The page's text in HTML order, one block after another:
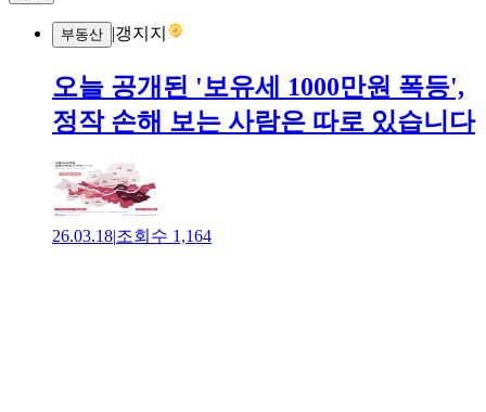
부동산 |갱지지
오늘 공개된 '보유세 1000만원 폭등',
정작 손해 보는 사람은 따로 있습니다
26.03.18|조회수 1,164